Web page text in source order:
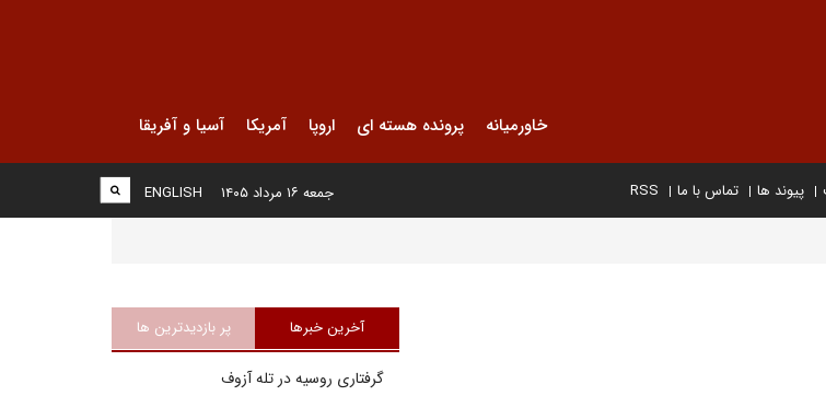
خاورمیانه پرونده هسته ای اروپا آمریکا آسیا و آفریقا
پیوند ها تماس با ما RSS
ENGLISH جمعه ۱۶ مرداد ۱۴۰۵
آخرین خبرها پر بازدیدترین ها
گرفتاری روسیه در تله آزوف